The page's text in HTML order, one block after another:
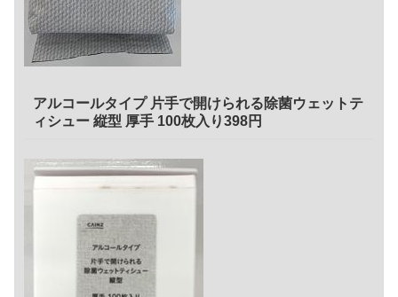
アルコールタイプ 片手で開けられる除菌ウェットテ
ィシュー 縦型 厚手 100枚入り398円